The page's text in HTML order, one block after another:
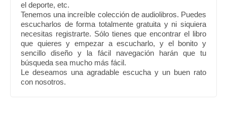
el deporte, etc.
Tenemos una increíble colección de audiolibros. Puedes
escucharlos de forma totalmente gratuita y ni siquiera
necesitas registrarte. Sólo tienes que encontrar el libro
que quieres y empezar a escucharlo, y el bonito y
sencillo diseño y la fácil navegación harán que tu
búsqueda sea mucho más fácil.
Le deseamos una agradable escucha y un buen rato
con nosotros.